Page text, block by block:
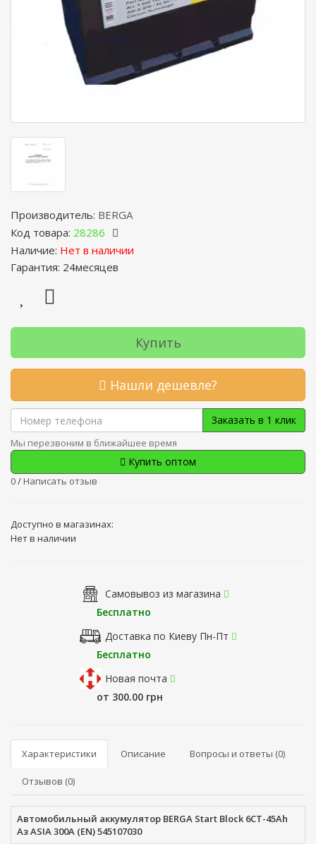
Производитель: BERGA
Код товара: 28286
Наличие: Нет в наличии
Гарантия: 24месяцев
Купить
Нашли дешевле?
Заказать в 1 клик
Мы перезвоним в ближайшее время
Купить оптом
0/ Написать отзыв
Доступно в магазинах:
Нет в наличии
Самовывоз из магазина
Бесплатно
Доставка по Киеву Пн-Пт
Бесплатно
Новая почта
от 300.00 грн
Характеристики Описание Вопросы и ответы (0)
Отзывов (0)
Автомобильный аккумулятор BERGA Start Block 6СТ-45Ah
Аз ASIA 300A (EN) 545107030